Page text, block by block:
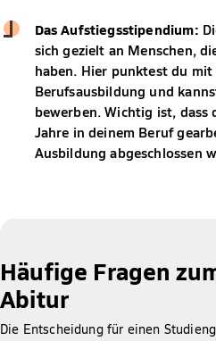
Das Aufstiegsstipendium:
sich gezielt an Menschen,
haben. Hier punktest du mit
Berufsausbildung und
bewerben. Wichtig ist, dass
Jahre in deinem Beruf
Ausbildung abgeschlossen
Häufige Fragen
Abitur
Die Entscheidung für einen